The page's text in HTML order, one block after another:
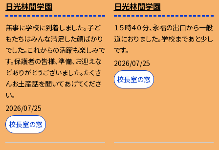
日光林間学園
無事に学校に到着しました。子ど
もたちはみんな満足した顔ばかり
でした。これからの活躍も楽しみで
す。保護者の皆様、準備、お迎えな
どありがとうございました。たくさ
んお土産話を聞いてあげてくださ
い。
2026/07/25
校長室の窓
日光林間学園
１５時４０分、永福の出口から一般
道におりました。学校まであと少し
です。
2026/07/25
校長室の窓